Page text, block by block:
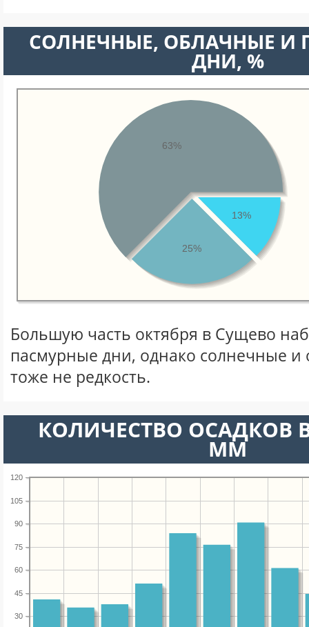
CОЛНЕЧНЫЕ, ОБЛАЧНЫЕ И
ДНИ, %
13%
25%
63%
Большую часть октября в Сущево
пасмурные дни, однако солнечные
тоже не редкость.
КОЛИЧЕСТВО ОСАДКОВ
ММ
30
45
60
75
90
105
120